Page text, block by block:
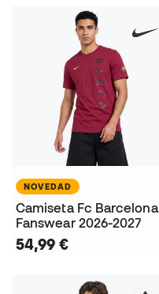
NOVEDAD
Camiseta Fc Barcelona
Fanswear 2026-2027
54,99 €